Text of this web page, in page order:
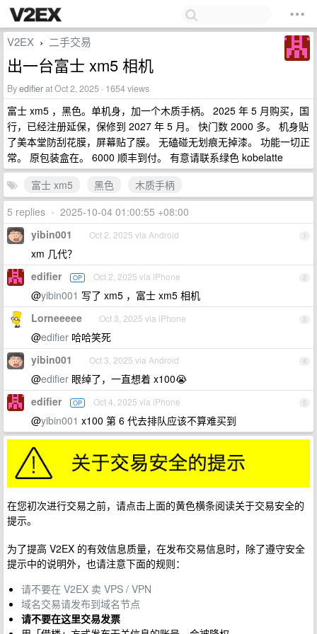
V2EX › 二手交易
出一台富士 xm5 相机
Byedifierat Oct 2, 2025 · 1654 views
富士 xm5 ，黑色。单机身，加一个木质手柄。 2025 年 5 月购买，国
行，已经注册延保，保修到 2027 年 5 月。 快门数 2000 多。 机身贴
了美本堂防刮花膜，屏幕贴了膜。 无磕碰无划痕无掉漆。 功能一切正
常。 原包装盒在。 6000 顺丰到付。 有意请联系绿色 kobelatte
富士 xm5
黑色
木质手柄
5 replies • 2025-10-04 01:00:55 +08:00
1
yibin001 Oct 2, 2025 via Android
xm 几代？
2
edifier OP Oct 2, 2025 via iPhone
@yibin001 写了 xm5 ，富士 xm5 相机
3
Lorneeeee Oct 3, 2025 via iPhone
@edifier 哈哈笑死
4
yibin001 Oct 3, 2025 via Android
@edifier 眼绰了，一直想着 x100😭
5
edifier OP Oct 4, 2025 via iPhone
@yibin001 x100 第 6 代去排队应该不算难买到
在您初次进行交易之前，请点击上面的黄色横条阅读关于交易安全的
提示。
为了提高 V2EX 的有效信息质量，在发布交易信息时，除了遵守安全
提示中的说明外，也请注意下面的规则：
请不要在 V2EX 卖 VPS / VPN
域名交易请发布到域名节点
请不要在这里交易发票